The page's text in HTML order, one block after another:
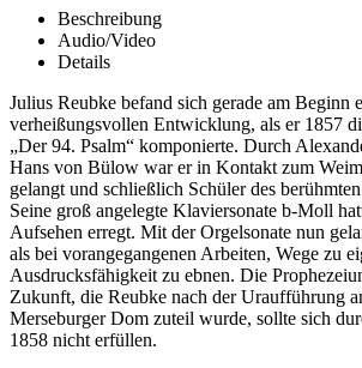
Beschreibung
Audio/Video
Details
Julius Reubke befand sich gerade am Beginn
verheißungsvollen Entwicklung, als er 1857
„Der 94. Psalm“ komponierte. Durch
Hans von Bülow war er in Kontakt zum
gelangt und schließlich Schüler des
Seine groß angelegte Klaviersonate b-Moll
Aufsehen erregt. Mit der Orgelsonate nun
als bei vorangegangenen Arbeiten, Wege zu
Ausdrucksfähigkeit zu ebnen. Die
Zukunft, die Reubke nach der Uraufführung
Merseburger Dom zuteil wurde, sollte sich
1858 nicht erfüllen.